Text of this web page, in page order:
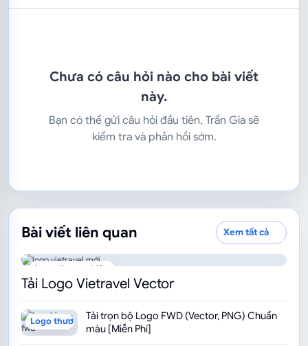
Chưa có câu hỏi nào cho bài viết
này.
Bạn có thể gửi câu hỏi đầu tiên, Trần Gia sẽ
kiểm tra và phản hồi sớm.
Bài viết liên quan Xem tất cả
Logo thương hiệu
Tải Logo Vietravel Vector
Logo thương hiệuTải trọn bộ Logo FWD (Vector, PNG) Chuẩn
màu [Miễn Phí]